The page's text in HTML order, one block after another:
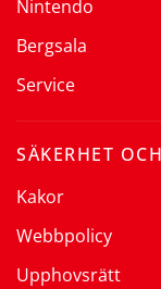
Nintendo
Bergsala
Service
SÄKERHET
Kakor
Webbpolicy
Upphovsrätt